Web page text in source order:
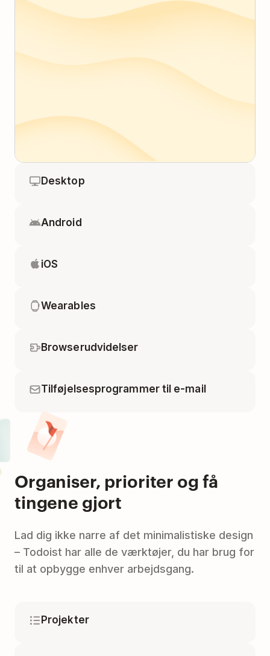
Desktop
Android
iOS
Wearables
Browserudvidelser
Tilføjelsesprogrammer til e-mail
Organiser, prioriter og få
tingene gjort
Lad dig ikke narre af det minimalistiske design
– Todoist har alle de værktøjer, du har brug for
til at opbygge enhver arbejdsgang.
Projekter